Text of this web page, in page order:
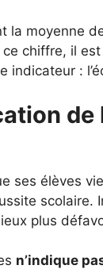
la moyenne
chiffre, il
indicateur :
de
ses élèves
scolaire.
plus
n’indique